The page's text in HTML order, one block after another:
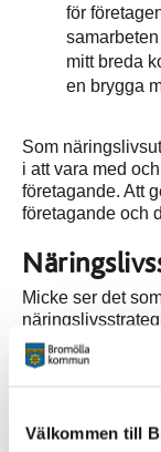
Välkommen till
för
mitt breda
en brygga
Som
i att vara med
företagande. Att
företagande och
Micke ser det
kommunen en
näringslivet